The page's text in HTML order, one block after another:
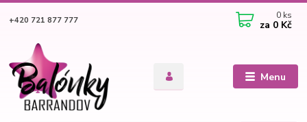
Menu
+420 721 877 777 0 ks
za 0 Kč